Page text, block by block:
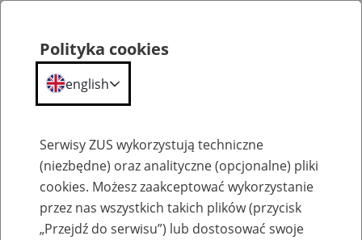
Szkolenia
Polityka cookies
english
Serwisy ZUS wykorzystują techniczne
(niezbędne) oraz analityczne (opcjonalne) pliki
cookies. Możesz zaakceptować wykorzystanie
przez nas wszystkich takich plików (przycisk
„Przejdź do serwisu”) lub dostosować swoje